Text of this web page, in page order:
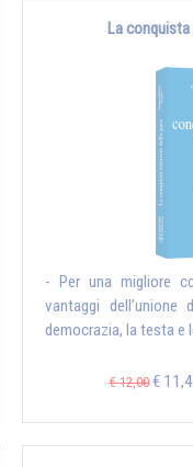
La
- Per una migliore
vantaggi
democrazia, la testa e
€ 12,00 €